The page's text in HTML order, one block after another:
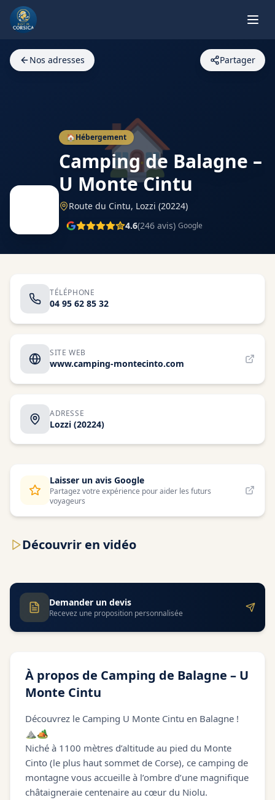
🏠
Nos adresses Partager
🏠Hébergement
Camping de Balagne –
U Monte Cintu
Route du Cintu, Lozzi (20224)
4.6(246 avis) Google
TÉLÉPHONE
04 95 62 85 32
SITE WEB
www.camping-montecinto.com
ADRESSE
Lozzi (20224)
Laisser un avis Google
Partagez votre expérience pour aider les futurs
voyageurs
Découvrir en vidéo
Demander un devis
Recevez une proposition personnalisée
À propos de Camping de Balagne – U
Monte Cintu
Découvrez le Camping U Monte Cintu en Balagne !
⛰️🏕️
Niché à 1100 mètres d’altitude au pied du Monte
Cinto (le plus haut sommet de Corse), ce camping de
montagne vous accueille à l’ombre d’une magnifique
châtaigneraie centenaire au cœur du Niolu.